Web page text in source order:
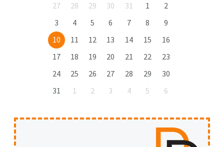
27
28 29 30 31 1
2
3
4 5 6 7 8
9
10
11 12 13 14 15
16
17
18 19 20 21 22
23
24
25 26 27 28 29
30
31
1 2 3 4 5 6